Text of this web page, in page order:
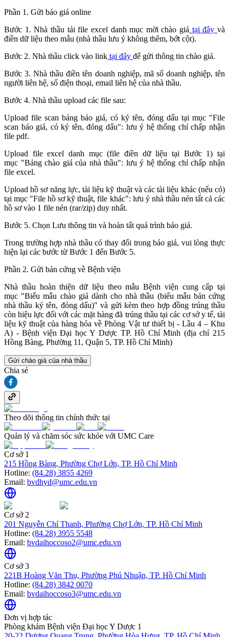
Phần 1. Gửi báo giá online
Bước 1. Nhà thầu tải file excel danh mục mời chào giá tại đây và
điền dữ liệu theo mẫu (nhà thầu lưu ý không thêm, bớt cột).
Bước 2. Nhà thầu click vào link tại đây để gửi thông tin chào giá.
Bước 3. Nhà thầu điền tên doanh nghiệp, mã số doanh nghiệp, tên
người liên hệ, số điện thoại, email liên hệ của nhà thầu.
Bước 4. Nhà thầu upload các file sau:
Upload file scan bảng báo giá, có ký tên, đóng dấu tại mục "File
scan báo giá, có ký tên, đóng dấu": lưu ý hệ thống chỉ chấp nhận
file pdf.
Upload file excel danh mục (file điền dữ liệu tại Bước 1) tại
mục "Bảng chào giá của nhà thầu": lưu ý hệ thống chỉ chấp nhận
file excel.
Upload hồ sơ năng lực, tài liệu kỹ thuật và các tài liệu khác (nếu có)
tại mục "File hồ sơ kỹ thuật, file khác": lưu ý nhà thầu nén tất cả các
hồ sơ vào 1 file nén (rar/zip) duy nhất.
Bước 5. Chọn Lưu thông tin và hoàn tất quá trình báo giá.
Trong trường hợp nhà thầu có thay đổi trong báo giá, vui lòng thực
hiện lại các bước từ Bước 1 đến Bước 5.
Phần 2. Gửi bản cứng về Bệnh viện
Nhà thầu hoàn thiện dữ liệu theo mẫu Bệnh viện cung cấp tại
mục "Biểu mẫu chào giá dành cho nhà thầu (biểu mẫu bản cứng
nhà thầu ký tên, đóng dấu)" và gửi kèm theo hợp đồng trúng thầu
còn hiệu lực đối với các mặt hàng đã trúng thầu tại các cơ sở y tế, tài
liệu kỹ thuật của hàng hóa về Phòng Vật tư thiết bị - Lầu 4 – Khu
A) - Bệnh viện Đại học Y Dược TP. Hồ Chí Minh (địa chỉ 215
Hồng Bàng, Phường 11, Quận 5, TP. Hồ Chí Minh)
Gửi chào giá của nhà thầu
Chia sẻ
Theo dõi thông tin chính thức tại
Quản lý và chăm sóc sức khỏe với UMC Care
Cơ sở 1
215 Hồng Bàng, Phường Chợ Lớn, TP. Hồ Chí Minh
Hotline: (84.28) 3855 4269
Email: bvdhyd@umc.edu.vn
Cơ sở 2
201 Nguyễn Chí Thanh, Phường Chợ Lớn, TP. Hồ Chí Minh
Hotline: (84.28) 3955 5548
Email: bvdaihoccoso2@umc.edu.vn
Cơ sở 3
221B Hoàng Văn Thụ, Phường Phú Nhuận, TP. Hồ Chí Minh
Hotline: (84.28) 3842 0070
Email: bvdaihoccoso3@umc.edu.vn
Đơn vị hợp tác
Phòng khám Bệnh viện Đại học Y Dược 1